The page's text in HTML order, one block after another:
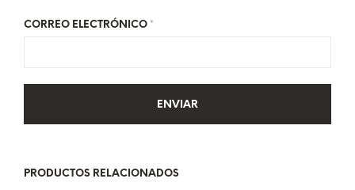
CORREO ELECTRÓNICO *
PRODUCTOS RELACIONADOS